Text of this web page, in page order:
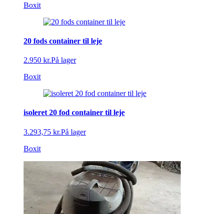
Boxit
20 fods container til leje
2.950 kr.På lager
Boxit
isoleret 20 fod container til leje
3.293,75 kr.På lager
Boxit